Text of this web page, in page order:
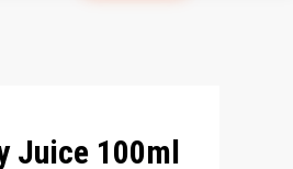
Juice 100ml